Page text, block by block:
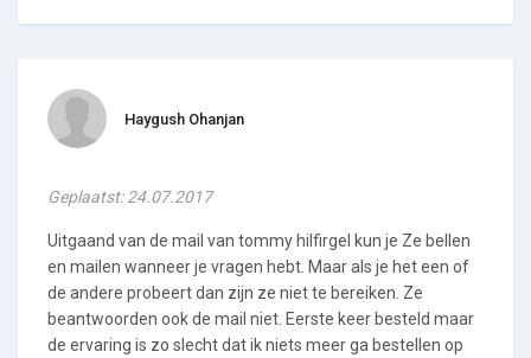
Haygush Ohanjan
Geplaatst: 24.07.2017
Uitgaand van de mail van tommy hilfirgel kun je Ze bellen
en mailen wanneer je vragen hebt. Maar als je het een of
de andere probeert dan zijn ze niet te bereiken. Ze
beantwoorden ook de mail niet. Eerste keer besteld maar
de ervaring is zo slecht dat ik niets meer ga bestellen op